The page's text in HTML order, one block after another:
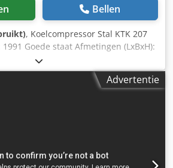
Bellen
, Koelcompressor Stal KTK 207
Goede staat Afmetingen (LxBxH):
Chedeyb Rqujpfx Akloa
Advertentie